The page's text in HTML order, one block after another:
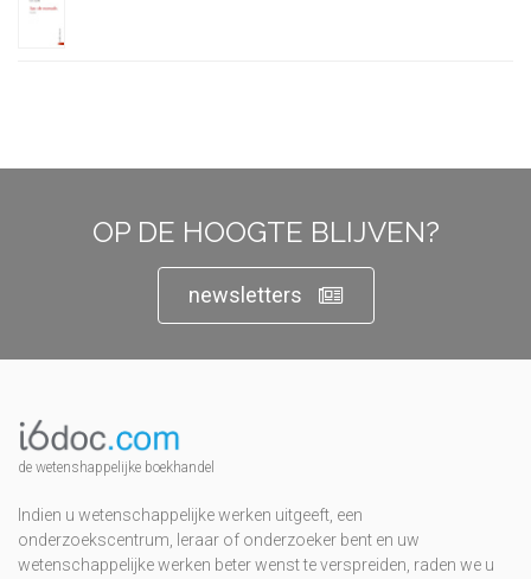
OP DE HOOGTE BLIJVEN?
newsletters
de wetenshappelijke boekhandel
Indien u wetenschappelijke werken uitgeeft, een
onderzoekscentrum, leraar of onderzoeker bent en uw
wetenschappelijke werken beter wenst te verspreiden, raden we u